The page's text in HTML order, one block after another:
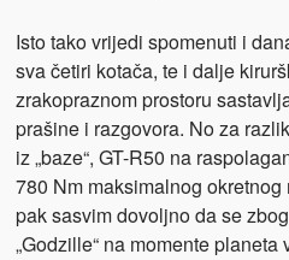
Isto tako vrijedi spomenuti i
sva četiri kotača, te i dalje
zrakopraznom prostoru
prašine i razgovora. No za
iz „baze“, GT-R50 na
780 Nm maksimalnog
pak sasvim dovoljno da se
„Godzille“ na momente planeta